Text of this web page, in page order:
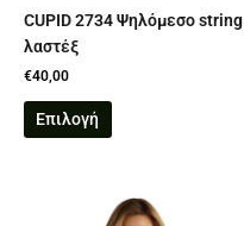
CUPID 2734 Ψηλόμεσο string
λαστέξ
€40,00
Επιλογή
του
Αυτό